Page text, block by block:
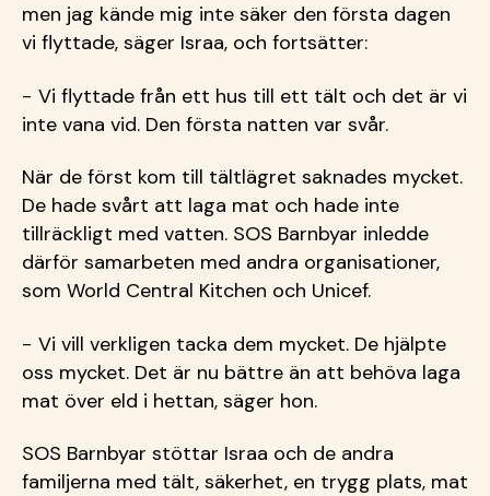
men jag kände mig inte säker den första dagen
vi flyttade, säger Israa, och fortsätter:
− Vi flyttade från ett hus till ett tält och det är vi
inte vana vid. Den första natten var svår.
När de först kom till tältlägret saknades mycket.
De hade svårt att laga mat och hade inte
tillräckligt med vatten. SOS Barnbyar inledde
därför samarbeten med andra organisationer,
som World Central Kitchen och Unicef.
− Vi vill verkligen tacka dem mycket. De hjälpte
oss mycket. Det är nu bättre än att behöva laga
mat över eld i hettan, säger hon.
SOS Barnbyar stöttar Israa och de andra
familjerna med tält, säkerhet, en trygg plats, mat